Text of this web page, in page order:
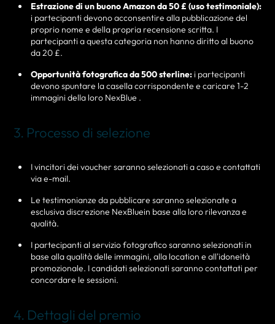
Estrazione di un buono Amazon da 50 £ (uso testimoniale):
i partecipanti devono acconsentire alla pubblicazione del
proprio nome e della propria recensione scritta. I
partecipanti a questa categoria non hanno diritto al buono
da 20 £.
Opportunità fotografica da 500 sterline: i partecipanti
devono spuntare la casella corrispondente e caricare 1-2
immagini della loro NexBlue .
3. Processo di selezione
I vincitori dei voucher saranno selezionati a caso e contattati
via e-mail.
Le testimonianze da pubblicare saranno selezionate a
esclusiva discrezione NexBluein base alla loro rilevanza e
qualità.
I partecipanti al servizio fotografico saranno selezionati in
base alla qualità delle immagini, alla location e all'idoneità
promozionale. I candidati selezionati saranno contattati per
concordare le sessioni.
4. Dettagli del premio